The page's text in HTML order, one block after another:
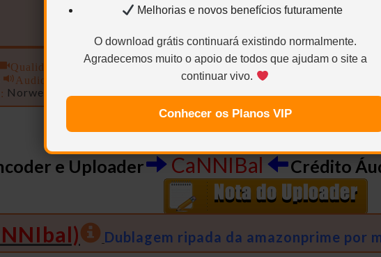
Melhorias e novos benefícios futuramente
O download grátis continuará existindo normalmente.
Agradecemos muito o apoio de todos que ajudam o site a
continuar vivo.
Conhecer os Planos VIP
Qualidade: 1280×720 – H.264 / AVC / 16:9 / 1.100 Kbps / 23.976
Audio2: Inglês – AC3 – 2.0 / 48 kHz / 192 kbps
Norwegian – SRT
e Uploader CaNNIBal Crédito
Dublagem ripada da amazonprime por